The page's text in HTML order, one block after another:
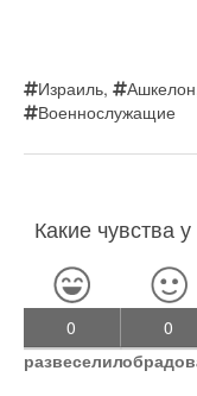
Израиль, Ашкелон
Военнослужащие
Какие чувства
0
развеселил
0